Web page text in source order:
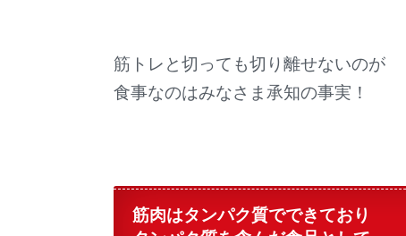
筋トレと切っても切り離せないのが
食事なのはみなさま承知の事実！
筋肉はタンパク質でできており